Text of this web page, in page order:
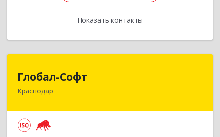
Показать контакты
Назад
Глобал-Софт
Краснодар350018, Краснодарский край, Краснодар г,